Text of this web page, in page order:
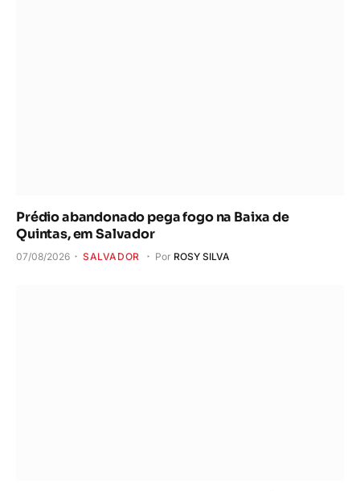
Prédio abandonado pega fogo na Baixa de
Quintas, em Salvador
07/08/2026 SALVADOR Por ROSY SILVA